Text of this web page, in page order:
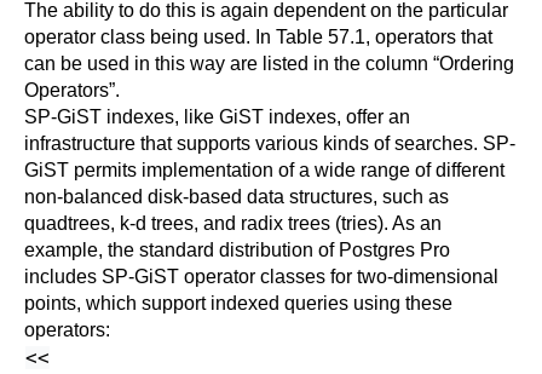
The ability to do this is again dependent on the particular
operator class being used. In Table 57.1, operators that
can be used in this way are listed in the column “Ordering
Operators”.
SP-GiST indexes, like GiST indexes, offer an
infrastructure that supports various kinds of searches. SP-
GiST permits implementation of a wide range of different
non-balanced disk-based data structures, such as
quadtrees, k-d trees, and radix trees (tries). As an
example, the standard distribution of Postgres Pro
includes SP-GiST operator classes for two-dimensional
points, which support indexed queries using these
operators:
<<